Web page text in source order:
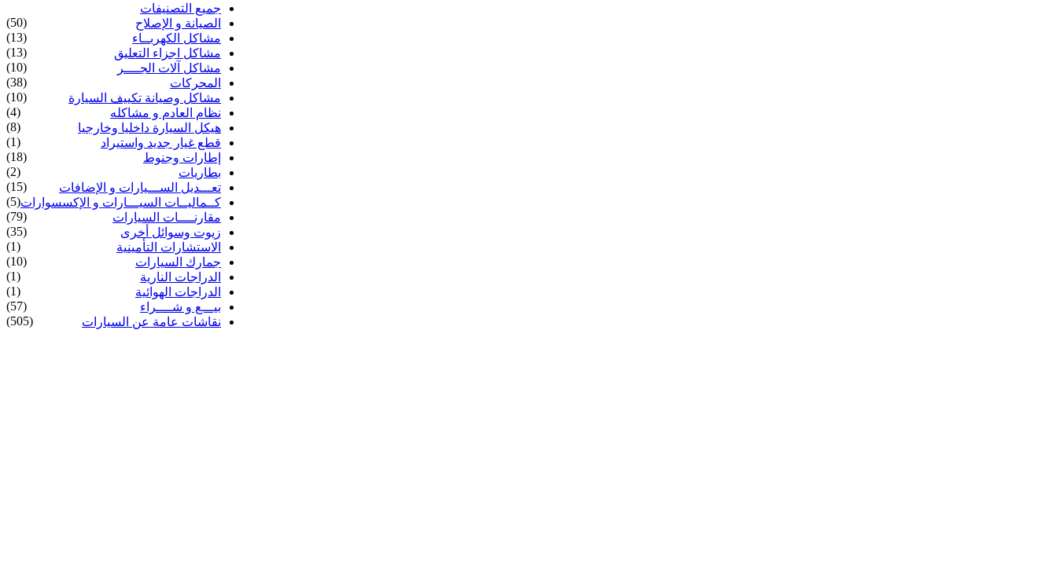
جميع التصنيفات
الصيانة و الإصلاح
(50)
مشاكل الكهربــاء
(13)
مشاكل اجزاء التعليق
(13)
مشاكل آلات الجــــر
(10)
المحركات
(38)
مشاكل وصيانة تكييف السيارة
(10)
نظام العادم و مشاكله
(4)
هيكل السيارة داخليا وخارجيا
(8)
قطع غيار جديد واستيراد
(1)
إطارات وجنوط
(18)
بطاريات
(2)
تعـــديل الســـيارات و الإضافات
(15)
كــماليــات السيـــارات و الإكسسوارات(5)
مقارنــــات السيارات
(79)
زيوت وسوائل أخرى
(35)
الاستشارات التأمينية
(1)
جمارك السيارات
(10)
الدراجات النارية
(1)
الدراجات الهوائية
(1)
بيـــع و شــــراء
(57)
نقاشات عامة عن السيارات
(505)